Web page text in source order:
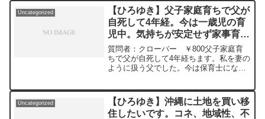
よ、その２。ジョージアワインを呑みな
がら。20...
Uncategorized
【ひろゆき】父子家庭育ちで父が
自死して4年経。今は一歳児の育
児中。気持ちが安定せず家事育児
に少し支障あり。どうすれば気持
ちが少し前向きになれる？ー ひ
ろゆき切り抜き 20240516
質問者：クローバー ￥800父子家庭育
ちで父が自死して4年経ちます。私を妻の
ように扱う父でした。今は保育士になり
す。今日は配偶者にお願いして今日は1人
でホテルに泊まって...
Uncategorized
【ひろゆき】沖縄に土地を買い移
住したいです。コネ、地域性、不